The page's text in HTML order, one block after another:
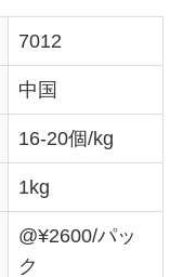
7012
中国
16-20個/kg
1kg
@¥2600/パッ
ク